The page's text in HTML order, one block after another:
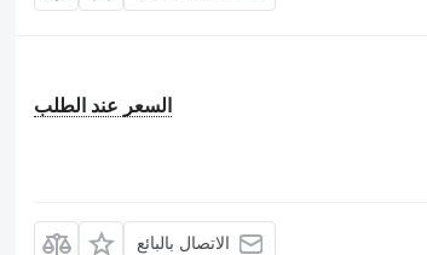
السعر عند الطلب
الاتصال بالبائع